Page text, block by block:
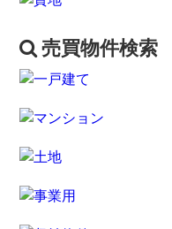
売買物件検索